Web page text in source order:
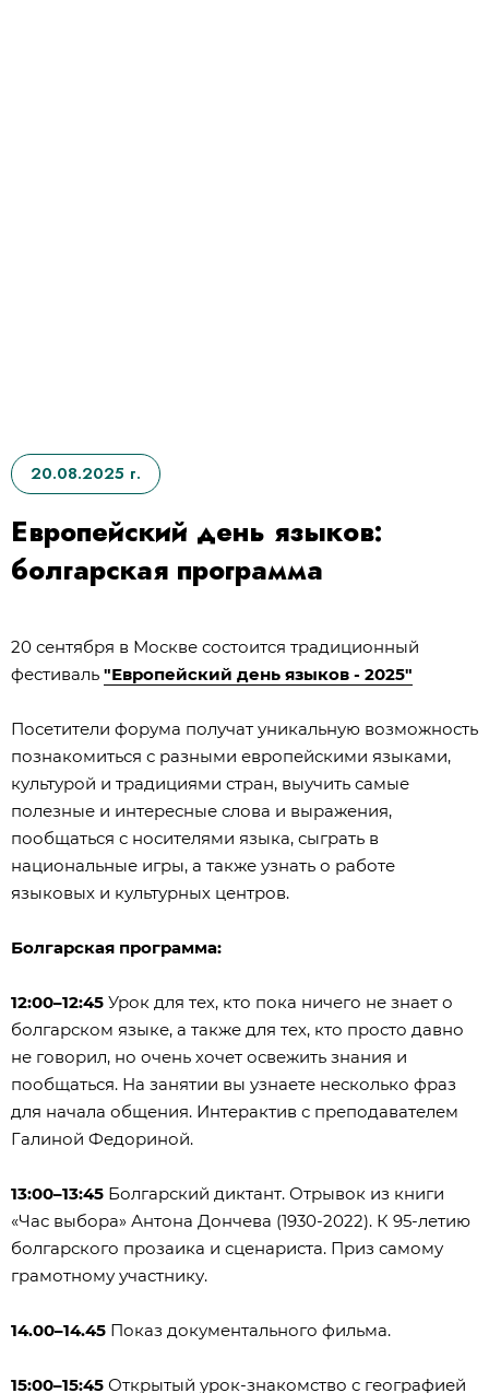
20.08.2025 г.
Европейский день языков:
болгарская программа
20 сентября в Москве состоится традиционный
фестиваль "Европейский день языков - 2025"
Посетители форума получат уникальную возможность
познакомиться с разными европейскими языками,
культурой и традициями стран, выучить самые
полезные и интересные слова и выражения,
пообщаться с носителями языка, сыграть в
национальные игры, а также узнать о работе
языковых и культурных центров.
Болгарская программа:
12:00–12:45 Урок для тех, кто пока ничего не знает о
болгарском языке, а также для тех, кто просто давно
не говорил, но очень хочет освежить знания и
пообщаться. На занятии вы узнаете несколько фраз
для начала общения. Интерактив с преподавателем
Галиной Федориной.
13:00–13:45 Болгарский диктант. Отрывок из книги
«Час выбора» Антона Дончева (1930-2022). К 95-летию
болгарского прозаика и сценариста. Приз самому
грамотному участнику.
14.00–14.45 Показ документального фильма.
15:00–15:45 Открытый урок-знакомство с географией